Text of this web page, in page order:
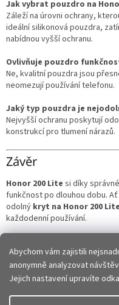
Abychom vám zajistili
anonymně analyzovat
Jejich nastavení upravíte
Jak vybrat pouzdro na
Záleží na úrovni ochrany,
ideální silikonová pouzdra,
nabídnou vyšší ochranu.
Ovlivňuje pouzdro
Ne, kvalitní pouzdra jsou
neomezují používání telefonu.
Jaký typ pouzdra je
Nejvyšší ochranu poskytují
konstrukcí pro tlumení nárazů.
Závěr
Honor 200 Lite si díky
funkčnost po dlouhou dobu.
odolný kryt na Honor 200 Lite
každodenní používání.
telefon stylově i prakticky.